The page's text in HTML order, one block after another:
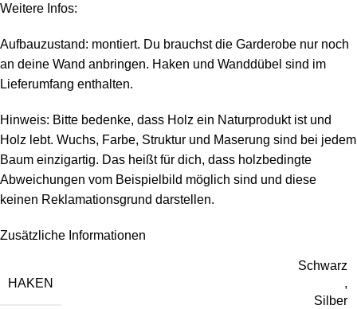
Weitere Infos:
Aufbauzustand: montiert. Du brauchst die Garderobe nur noch
an deine Wand anbringen. Haken und Wanddübel sind im
Lieferumfang enthalten.
Hinweis: Bitte bedenke, dass Holz ein Naturprodukt ist und
Holz lebt. Wuchs, Farbe, Struktur und Maserung sind bei jedem
Baum einzigartig. Das heißt für dich, dass holzbedingte
Abweichungen vom Beispielbild möglich sind und diese
keinen Reklamationsgrund darstellen.
Zusätzliche Informationen
HAKEN
Schwarz
,
Silber